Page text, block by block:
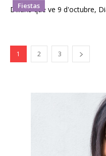
Fiestas
Dilluns que ve 9 d'octubre,
1 2 3